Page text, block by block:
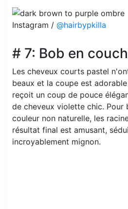
Instagram / @hairbypkilla
# 7: Bob en
Les cheveux courts pastel
beaux et la coupe est
reçoit un coup de pouce
de cheveux violette chic. Pour
couleur non naturelle, les
résultat final est amusant,
incroyablement mignon.